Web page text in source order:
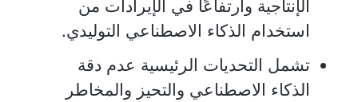
الإنتاجية وارتفاعًا في الإيرادات من
استخدام الذكاء الاصطناعي التوليدي.
تشمل التحديات الرئيسية عدم دقة
الذكاء الاصطناعي والتحيز والمخاطر